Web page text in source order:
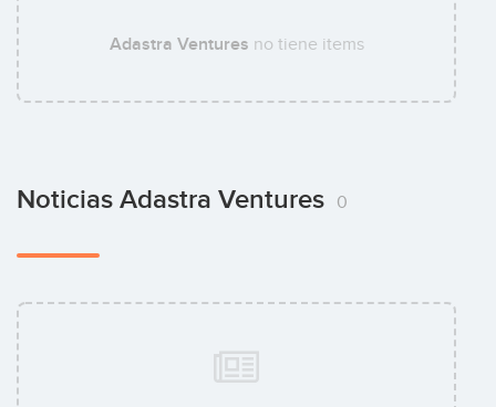
Adastra Ventures no tiene items
Noticias Adastra Ventures 0